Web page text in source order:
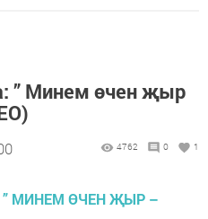
” Минем өчен җыр
4762 0 1